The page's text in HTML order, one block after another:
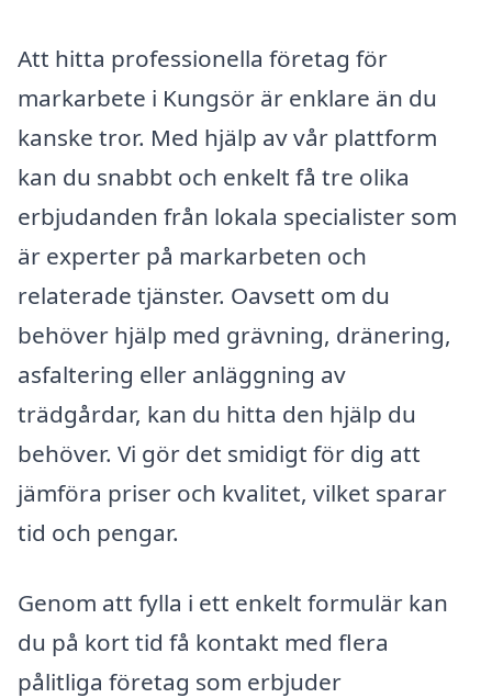
Att hitta professionella företag för
markarbete i Kungsör är enklare än du
kanske tror. Med hjälp av vår plattform
kan du snabbt och enkelt få tre olika
erbjudanden från lokala specialister som
är experter på markarbeten och
relaterade tjänster. Oavsett om du
behöver hjälp med grävning, dränering,
asfaltering eller anläggning av
trädgårdar, kan du hitta den hjälp du
behöver. Vi gör det smidigt för dig att
jämföra priser och kvalitet, vilket sparar
tid och pengar.
Genom att fylla i ett enkelt formulär kan
du på kort tid få kontakt med flera
pålitliga företag som erbjuder